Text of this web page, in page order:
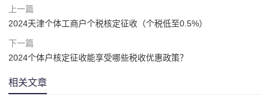
上一篇
2024天津个体工商户个税核定征收（个税低至0.5%）
下一篇
2024个体户核定征收能享受哪些税收优惠政策？
相关文章